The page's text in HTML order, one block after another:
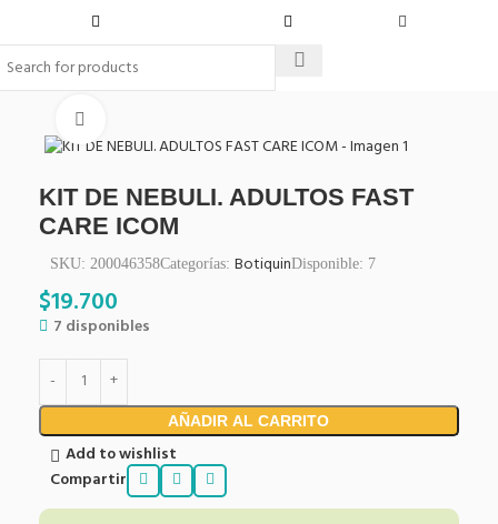
KIT DE NEBULI. ADULTOS FAST
CARE ICOM
SKU: 200046358Categorías: BotiquinDisponible: 7
$19.700
7 disponibles
AÑADIR AL CARRITO
Add to wishlist
Compartir